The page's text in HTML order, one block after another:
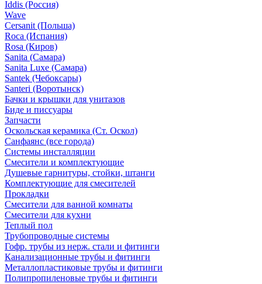
Iddis (Россия)
Wave
Cersanit (Польша)
Roca (Испания)
Rosa (Киров)
Sanita (Самара)
Sanita Luxe (Самара)
Santek (Чебоксары)
Santeri (Воротынск)
Бачки и крышки для унитазов
Биде и писсуары
Запчасти
Оскольская керамика (Ст. Оскол)
Санфаянс (все города)
Системы инсталляции
Смесители и комплектующие
Душевые гарнитуры, стойки, штанги
Комплектующие для смесителей
Прокладки
Смесители для ванной комнаты
Смесители для кухни
Теплый пол
Трубопроводные системы
Гофр. трубы из нерж. стали и фитинги
Канализационные трубы и фитинги
Металлопластиковые трубы и фитинги
Полипропиленовые трубы и фитинги